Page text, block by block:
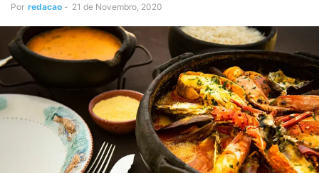
Por redacao - 21 de Novembro, 2020